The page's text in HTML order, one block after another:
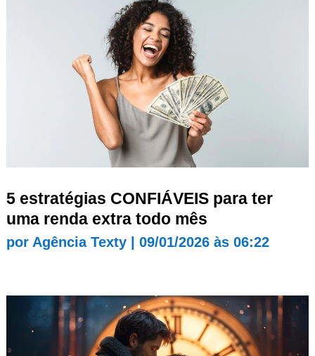
5 estratégias CONFIÁVEIS para ter
uma renda extra todo mês
por Agência Texty| 09/01/2026 às 06:22